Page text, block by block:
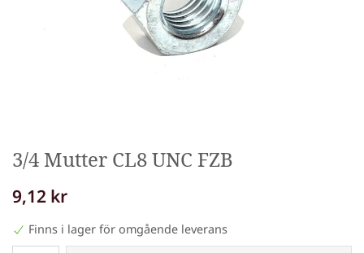
3/4 Mutter CL8 UNC FZB
9,12 kr
Finns i lager för omgående leverans